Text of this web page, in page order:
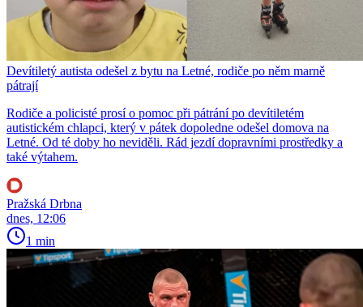
Devítiletý autista odešel z bytu na Letné, rodiče po něm marně
pátrají
Rodiče a policisté prosí o pomoc při pátrání po devítiletém
autistickém chlapci, který v pátek dopoledne odešel domova na
Letné. Od té doby ho neviděli. Rád jezdí dopravními prostředky a
také výtahem.
Pražská Drbna
dnes, 12:06
1 min